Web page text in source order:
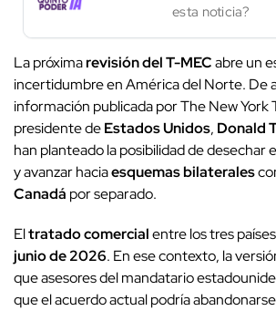
esta noticia?
La próximarevisión del T-MECabre un
incertidumbre en América del Norte. De
información publicada por The New York
presidente deEstados Unidos, Donald
han planteado la posibilidad de desechar
y avanzar haciaesquemas bilaterales
Canadá por separado.
Eltratado comercialentre los tres
junio de 2026. En ese contexto, la
que asesores del mandatario
que el acuerdo actual podría